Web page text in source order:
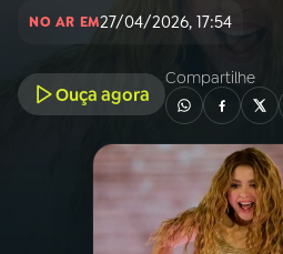
01INÍCIO
A RÁDIO
NO AR EM27/04/2026, 17:54
Ouça agora
Compartilhe